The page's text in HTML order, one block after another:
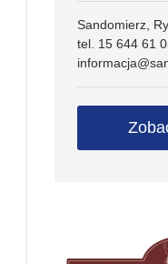
Sandomierz,
tel. 15 644 61